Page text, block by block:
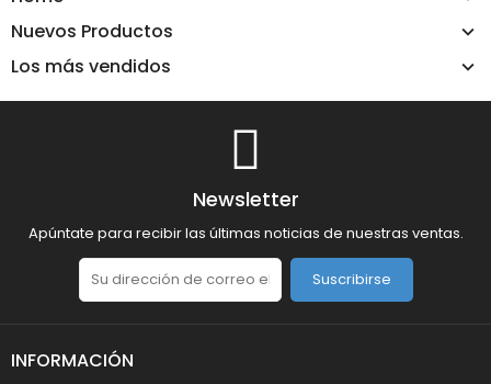
Nuevos Productos
Los más vendidos
Newsletter
Apúntate para recibir las últimas noticias de nuestras ventas.
Suscribirse
INFORMACIÓN